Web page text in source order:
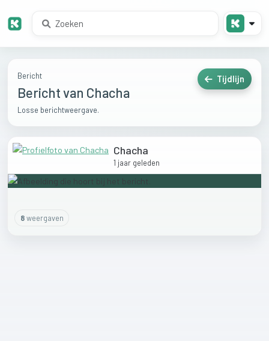
Bericht
Bericht van Chacha
Losse berichtweergave.
Tijdlijn
Chacha
1 jaar geleden
8weergaven